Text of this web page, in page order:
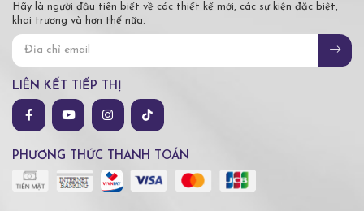
Hãy là người đầu tiên biết về các thiết kế mới, các sự kiện đặc biệt,
khai trương và hơn thế nữa.
LIÊN KẾT TIẾP THỊ
PHƯƠNG THỨC THANH TOÁN